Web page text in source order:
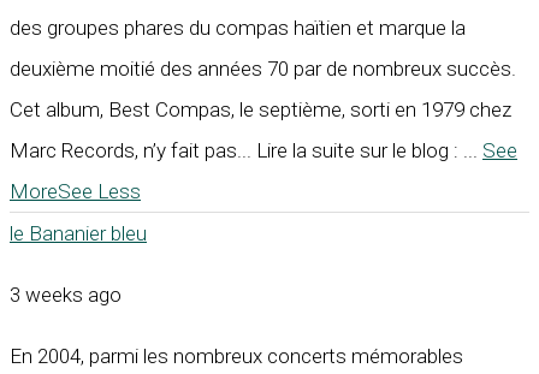
des groupes phares du compas haïtien et marque la
deuxième moitié des années 70 par de nombreux succès.
Cet album, Best Compas, le septième, sorti en 1979 chez
Marc Records, n’y fait pas... Lire la suite sur le blog :
See
MoreSee Less
le Bananier bleu
3 weeks ago
En 2004, parmi les nombreux concerts mémorables